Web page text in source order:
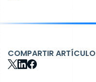
COMPARTIR ARTÍCULO